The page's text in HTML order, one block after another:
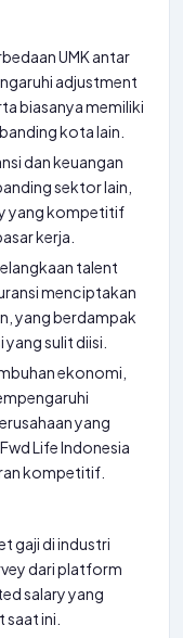
UMK antar
adjustment
biasanya memiliki
kota lain.
dan keuangan
sektor lain,
yang kompetitif
kerja.
talent
menciptakan
yang berdampak
sulit diisi.
ekonomi,
yang
Life Indonesia
kompetitif.
gaji di industri
dari platform
salary yang
ini.